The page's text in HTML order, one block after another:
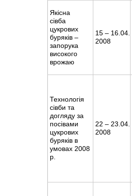
Якісна
сівба
цукрових
буряків –
запорука
високого
врожаю
15 – 16.04.
2008
Технологія
сівби та
догляду за
посівами
цукрових
буряків в
умовах 2008
р.
22 – 23.04.
2008